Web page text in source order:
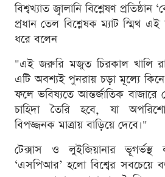
বিশ্বখ্যাত জ্বালানি বিশ্লেষণ
প্রধান তেল বিশ্লেষক ম্যাট স্মিথ
ধরে বলেন
"এই জরুরি মজুত চিরকাল খালি
এটি অবশ্যই পুনরায় চড়া মূল্যে
ফলে ভবিষ্যতে আন্তর্জাতিক বাজারে
চাহিদা তৈরি হবে, যা
বিপজ্জনক মাত্রায় বাড়িয়ে দেবে।"
টেক্সাস ও লুইজিয়ানার
‘এসপিআর’ হলো বিশ্বের